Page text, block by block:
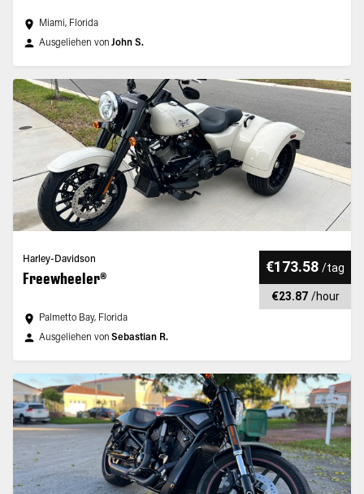
Miami, Florida
Ausgeliehen von John S.
Harley-Davidson
Freewheeler®
€173.58 /tag
€23.87 /hour
Palmetto Bay, Florida
Ausgeliehen von Sebastian R.